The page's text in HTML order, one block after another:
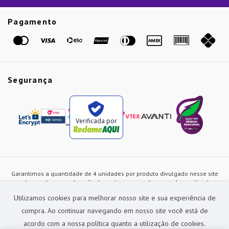
Utilizamos cookies para melhorar nosso site e sua experiência de
compra. Ao continuar navegando em nosso site você está de
acordo com a nossa política quanto a utilização de cookies.
Pagamento
Segurança
Verificada por
Garantimos a quantidade de 4 unidades por produto divulgado nesse site
ou de acordo com a duração dos estoques, sendo as vendas realizadas
alterados a qualquer instante sem prévia comunicação e são exclusivos
para a loja virtual, não restando nenhuma obrigação de prática similar nas
lojas físicas da rede Preçolandia. Todas as imagens dos produtos são
meramente ilustrativas.